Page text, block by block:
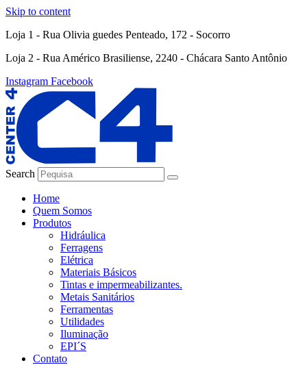
Skip to content
Loja 1 - Rua Olivia guedes Penteado, 172 - Socorro
Loja 2 - Rua Américo Brasiliense, 2240 - Chácara Santo Antônio
Instagram Facebook
Search
Home
Quem Somos
Produtos
Hidráulica
Ferragens
Elétrica
Materiais Básicos
Tintas e impermeabilizantes.
Metais Sanitários
Ferramentas
Utilidades
Iluminação
EPI´S
Contato